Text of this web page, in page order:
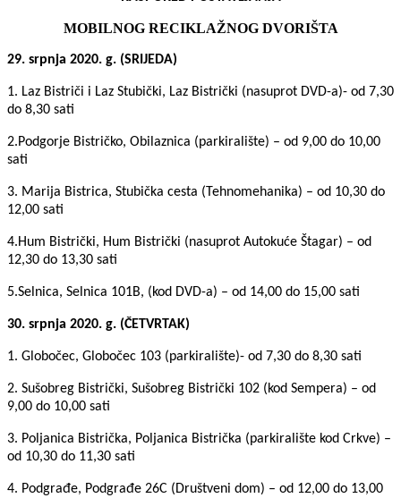
MOBILNOG RECIKLAŽNOG DVORIŠTA
29. srpnja 2020. g. (SRIJEDA)
1. Laz Bistriči i Laz Stubički, Laz Bistrički (nasuprot DVD-a)- od 7,30
do 8,30 sati
2.Podgorje Bistričko, Obilaznica (parkiralište) – od 9,00 do 10,00
sati
3. Marija Bistrica, Stubička cesta (Tehnomehanika) – od 10,30 do
12,00 sati
4.Hum Bistrički, Hum Bistrički (nasuprot Autokuće Štagar) – od
12,30 do 13,30 sati
5.Selnica, Selnica 101B, (kod DVD-a) – od 14,00 do 15,00 sati
30. srpnja 2020. g. (ČETVRTAK)
1. Globočec, Globočec 103 (parkiralište)- od 7,30 do 8,30 sati
2. Sušobreg Bistrički, Sušobreg Bistrički 102 (kod Sempera) – od
9,00 do 10,00 sati
3. Poljanica Bistrička, Poljanica Bistrička (parkiralište kod Crkve) –
od 10,30 do 11,30 sati
4. Podgrađe, Podgrađe 26C (Društveni dom) – od 12,00 do 13,00